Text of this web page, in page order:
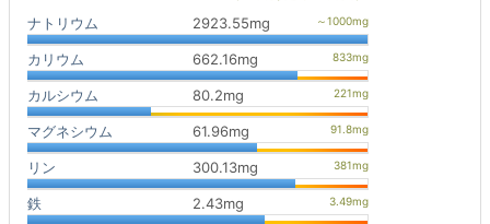
ナトリウム
2923.55mg
カリウム 662.16mg
カルシウム 80.2mg
マグネシウム 61.96mg
リン 300.13mg
鉄 2.43mg